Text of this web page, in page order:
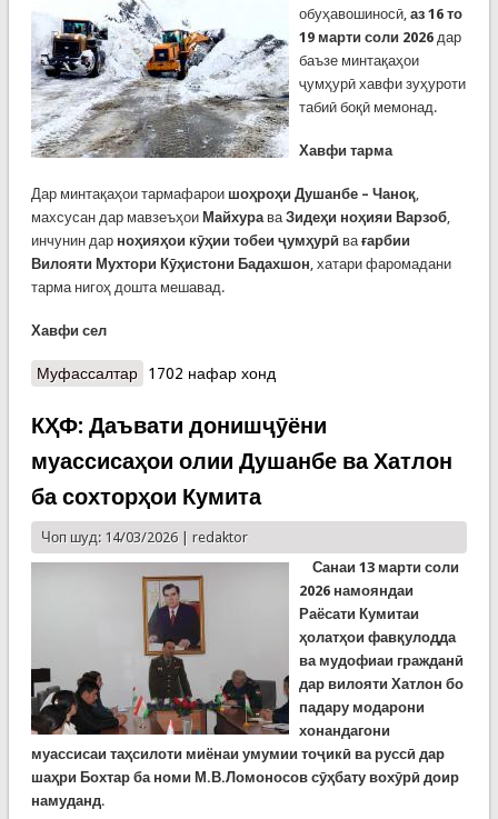
обуҳавошиносӣ, аз 16 то
19 марти соли 2026дар
баъзе минтақаҳои
ҷумҳурӣ хавфи зуҳуроти
табиӣ боқӣ мемонад.
Хавфи тарма
Дар минтақаҳои тармафарои шоҳроҳи Душанбе – Чаноқ,
махсусан дар мавзеъҳои МайхураваЗидеҳи ноҳияи Варзоб,
инчунин дар ноҳияҳои кӯҳии тобеи ҷумҳурӣ вағарбии
Вилояти Мухтори Кӯҳистони Бадахшон, хатари фаромадани
тарма нигоҳ дошта мешавад.
Хавфи сел
Муфассалтаро ОГОҲИИ КҲФ: ХАВФИ ТАРМА ВА СЕЛ 16–19
1702 нафар хонд
КҲФ: Даъвати донишҷӯёни
муассисаҳои олии Душанбе ва Хатлон
ба сохторҳои Кумита
Чоп шуд: 14/03/2026 | redaktor
Санаи 13 марти соли
2026 намояндаи
Раёсати Кумитаи
ҳолатҳои фавқулодда
ва мудофиаи гражданӣ
дар вилояти Хатлон бо
падару модарони
хонандагони
муассисаи таҳсилоти миёнаи умумии тоҷикӣ ва руссӣ дар
шаҳри Бохтар ба номи М.В.Ломоносов сӯҳбату вохӯрӣ доир
намуданд.